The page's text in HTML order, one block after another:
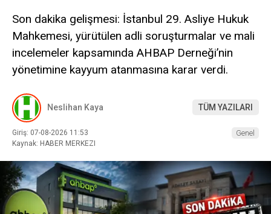
Son dakika gelişmesi: İstanbul 29. Asliye Hukuk
Mahkemesi, yürütülen adli soruşturmalar ve mali
incelemeler kapsamında AHBAP Derneği’nin
yönetimine kayyum atanmasına karar verdi.
Neslihan Kaya TÜM YAZILARI
Giriş: 07-08-2026 11:53
Kaynak: HABER MERKEZI
Genel